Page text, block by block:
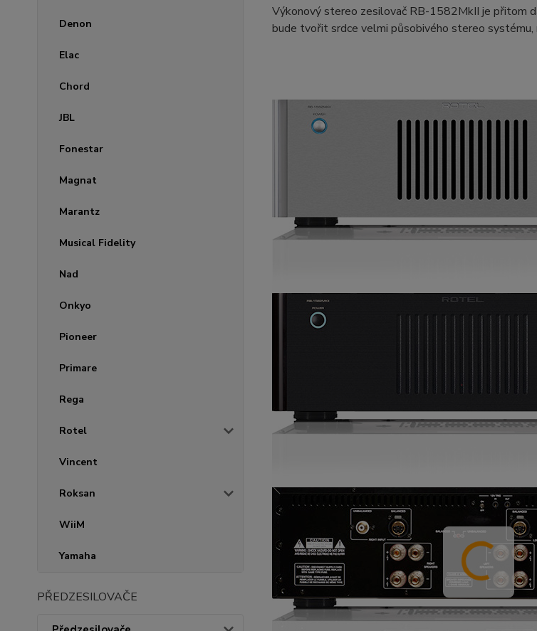
Denon
Elac
Chord
JBL
Fonestar
Magnat
Marantz
Musical Fidelity
Nad
Onkyo
Pioneer
Primare
Rega
Rotel
Vincent
Roksan
WiiM
Yamaha
PŘEDZESILOVAČE
Výkonový stereo zesilovač RB-1582MkII je přitom
bude tvořit srdce velmi působivého stereo systému,